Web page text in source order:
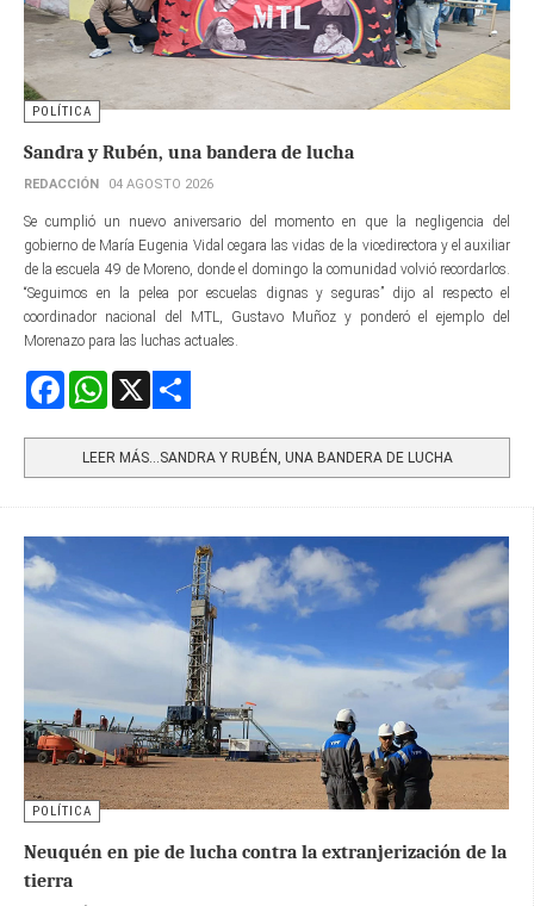
POLÍTICA
Sandra y Rubén, una bandera de lucha
REDACCIÓN 04 AGOSTO 2026
Se cumplió un nuevo aniversario del momento en que la negligencia del
gobierno de María Eugenia Vidal cegara las vidas de la vicedirectora y el auxiliar
de la escuela 49 de Moreno, donde el domingo la comunidad volvió recordarlos.
“Seguimos en la pelea por escuelas dignas y seguras” dijo al respecto el
coordinador nacional del MTL, Gustavo Muñoz y ponderó el ejemplo del
Morenazo para las luchas actuales.
FacebookWhatsApp
LEER MÁS…SANDRA Y RUBÉN, UNA BANDERA DE LUCHA
POLÍTICA
Neuquén en pie de lucha contra la extranjerización de la
tierra